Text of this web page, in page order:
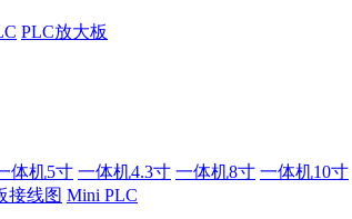
PLC放大板
体机5寸 一体机4.3寸 一体机8寸 一体机10寸
接线图 Mini PLC